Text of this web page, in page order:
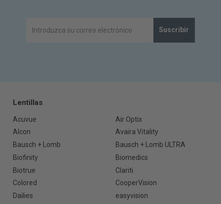
Suscribir
Lentillas
Acuvue
Air Optix
Alcon
Avaira Vitality
Bausch + Lomb
Bausch + Lomb ULTRA
Biofinity
Biomedics
Biotrue
Clariti
Colored
CooperVision
Dailies
easyvision